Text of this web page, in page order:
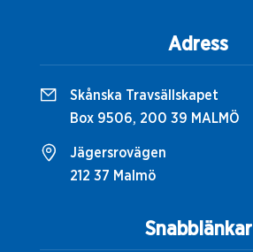
Snabblänkar
Adress
Skånska Travsällskapet
Box 9506, 200 39 MALMÖ
Jägersrovägen
212 37 Malmö